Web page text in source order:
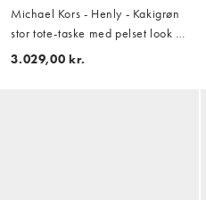
Michael Kors - Henly - Kakigrøn
stor tote-taske med pelset look i
shopper-stil
3.029,00 kr.